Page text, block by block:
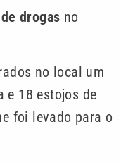
drogas no
no local um
e 18 estojos de
foi levado para o